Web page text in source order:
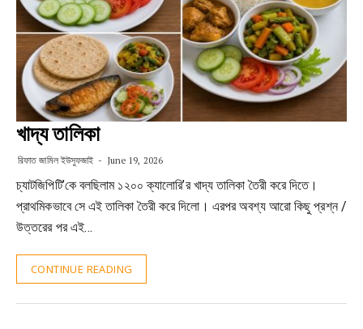
খাদ্য তালিকা
রিফাত জামিল ইউসুফজাই June 19, 2026
চ্যাটজিপিটি’কে বলছিলাম ১২০০ ক্যালোরি’র খাদ্য তালিকা তৈরী করে দিতে।
প্রাথমিকভাবে সে এই তালিকা তৈরী করে দিলো। এরপর অবশ্য আরো কিছু প্রশ্ন /
উত্তরের পর এই…
CONTINUE READING